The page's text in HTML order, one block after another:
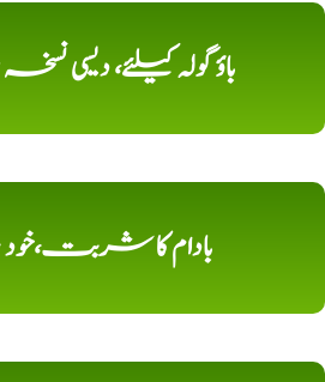
باؤ گولہ کیلئے،
بادام کا